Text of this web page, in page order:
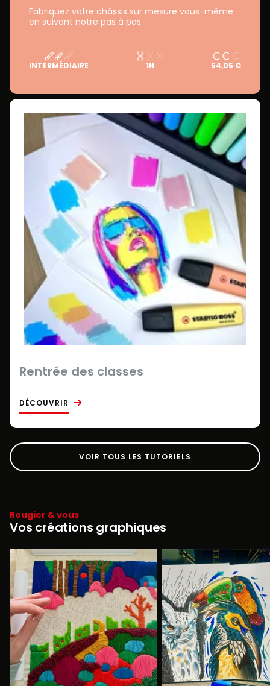
Fabriquez votre châssis sur mesure vous-même
en suivant notre pas à pas.
INTERMÉDIAIRE 1H 54,05 €
Rentrée des classes
DÉCOUVRIR
VOIR TOUS LES TUTORIELS
Rougier & vous
Vos créations graphiques